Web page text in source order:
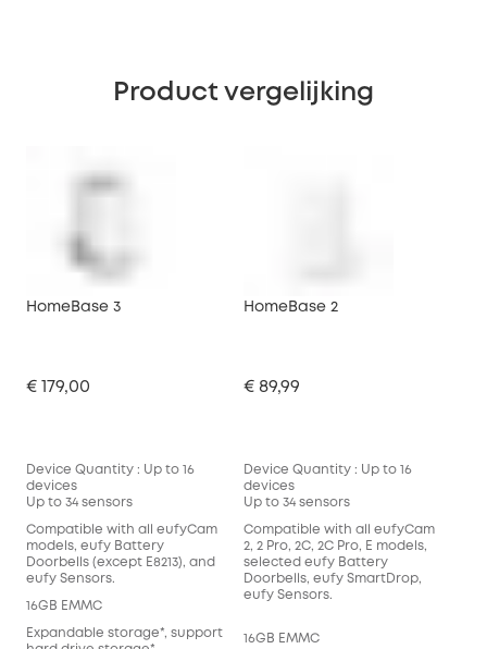
Product vergelijking
HomeBase 3
€ 179,00
Device Quantity : Up to 16
devices
Up to 34 sensors
Compatible with all eufyCam
models, eufy Battery
Doorbells (except E8213), and
eufy Sensors.
16GB EMMC
Expandable storage*, support
HomeBase 2
€ 89,99
Device Quantity : Up to 16
devices
Up to 34 sensors
Compatible with all eufyCam
2, 2 Pro, 2C, 2C Pro, E models,
selected eufy Battery
Doorbells, eufy SmartDrop,
eufy Sensors.
16GB EMMC